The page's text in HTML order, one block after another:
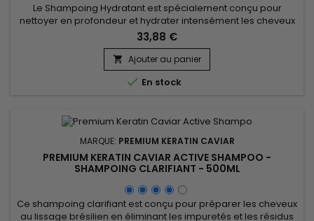
Le Shampoing Hydratant est spécialement conçu pour
nettoyer en profondeur et hydrater intensément les cheveux
secs, abîmés ou fragilisés. Enrichi en kératine hydrolysée et
en protéine de soie, il répare la fibre capillaire, renforce la
structure des cheveux et aide à prévenir les pointes
fourchues. Premium Keratin Caviar Shampoing hydratant à la
kératine...
33,88 €
 Ajouter au panier
 En stock
MARQUE: PREMIUM KERATIN CAVIAR
PREMIUM KERATIN CAVIAR ACTIVE SHAMPOO -
SHAMPOING CLARIFIANT - 500ML
Ce shampoing clarifiant est conçu pour préparer les cheveux
au lissage brésilien en éliminant les impuretés et les résidus